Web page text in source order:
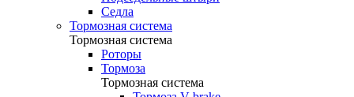
Седла
Тормозная система
Тормозная система
Роторы
Тормоза
Тормозная система